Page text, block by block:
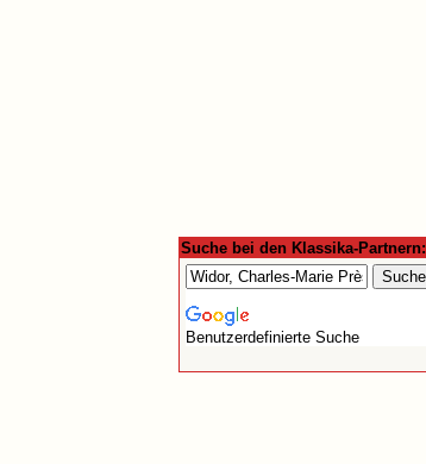
Suche bei den Klassika-Partnern:
Benutzerdefinierte Suche